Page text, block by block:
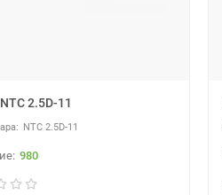
2.5D-11
NTC 2.5D-11
980